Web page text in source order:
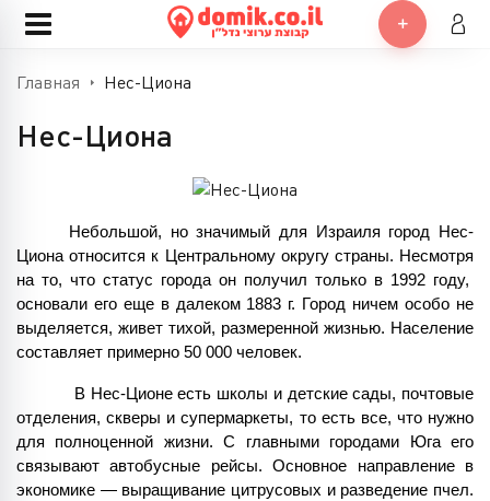
Главная Нес-Циона
Нес-Циона
Небольшой, но значимый для Израиля город Нес-
Циона относится к Центральному округу страны. Несмотря
на то, что статус города он получил только в 1992 году,
основали его еще в далеком 1883 г. Город ничем особо не
выделяется, живет тихой, размеренной жизнью. Население
составляет примерно 50 000 человек.
В Нес-Ционе есть школы и детские сады, почтовые
отделения, скверы и супермаркеты, то есть все, что нужно
для полноценной жизни. С главными городами Юга его
связывают автобусные рейсы. Основное направление в
экономике — выращивание цитрусовых и разведение пчел.